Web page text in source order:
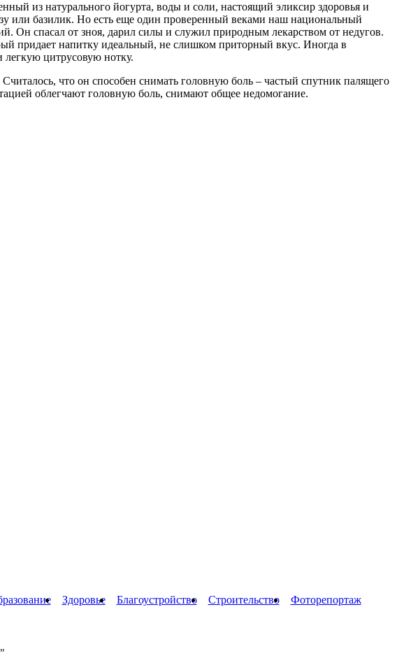
из натурального йогурта, воды и соли, настоящий эликсир здоровья и
или базилик. Но есть еще один проверенный веками наш национальный
Он спасал от зноя, дарил силы и служил природным лекарством от недугов.
придает напитку идеальный, не слишком приторный вкус. Иногда в
цитрусовую нотку.
что он способен снимать головную боль – частый спутник палящего
облегчают головную боль, снимают общее недомогание.
Здоровье Благоустройство Строительство
Фоторепортаж